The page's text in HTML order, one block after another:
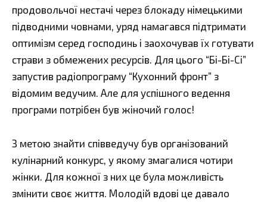
продовольчої нестачі через блокаду німецькими
підводними човнами, уряд намагався підтримати
оптимізм серед господинь і заохочував їх готувати
страви з обмежених ресурсів. Для цього “Бі-Бі-Сі”
запустив радіопрограму “Кухонний фронт” з
відомим ведучим. Але для успішного ведення
програми потрібен був жіночий голос!
З метою знайти співведучу був організований
кулінарний конкурс, у якому змагалися чотири
жінки. Для кожної з них це була можливість
змінити своє життя. Молодій вдові це давало